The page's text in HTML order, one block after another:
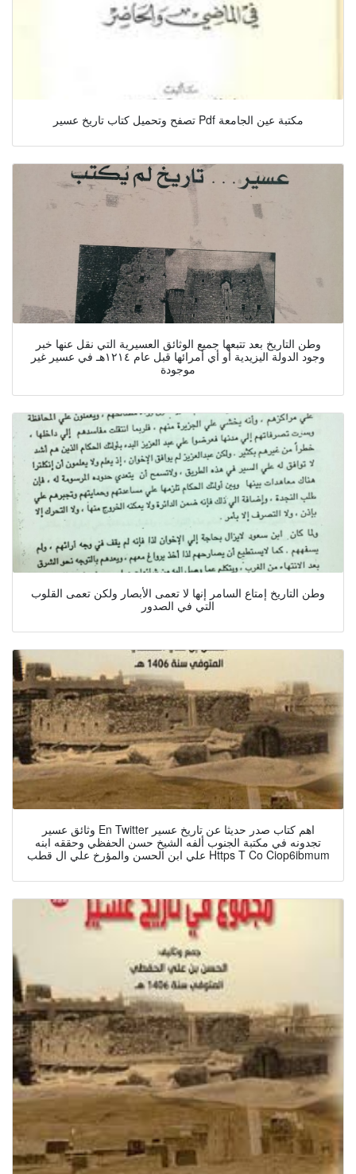
تصفح وتحميل كتاب تاريخ عسير Pdf مكتبة عين الجامعة
وطن التاريخ بعد تتبعها جميع الوثائق العسيرية التي نقل عنها خبر
وجود الدولة اليزيدية أو أي أمرائها قبل عام ١٢١٤هـ في عسير غير
موجودة
وطن التاريخ إمتاع السامر إنها لا تعمى الأبصار ولكن تعمى القلوب
التي في الصدور
وثائق عسير En Twitter اهم كتاب صدر حديثا عن تاريخ عسير
تجدونه في مكتبة الجنوب ألفه الشيخ حسن الحفظي وحققه ابنه
علي ابن الحسن والمؤرخ علي ال قطب Https T Co Ciop6ibmum